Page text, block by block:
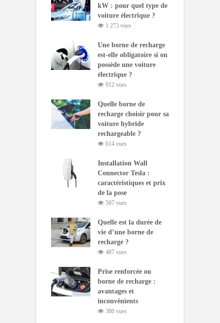
kW : pour quel type de
voiture électrique ?
1 273 vues
Une borne de recharge
est-elle obligatoire si on
possède une voiture
électrique ?
912 vues
Quelle borne de
recharge choisir pour sa
voiture hybride
rechargeable ?
614 vues
Installation Wall
Connector Tesla :
caractéristiques et prix
de la pose
507 vues
Quelle est la durée de
vie d’une borne de
recharge ?
487 vues
Prise renforcée ou
borne de recharge :
avantages et
inconvénients
380 vues